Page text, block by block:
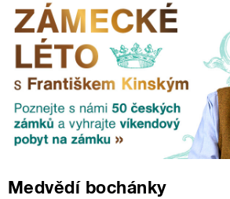
Medvědí bochánky